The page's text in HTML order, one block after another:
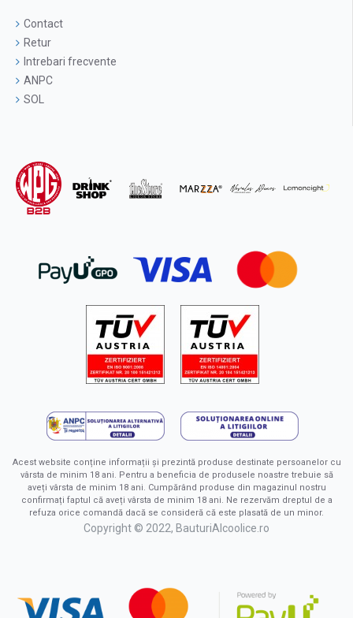
Contact
Retur
Intrebari frecvente
ANPC
SOL
Acest website conține informații și prezintă produse destinate persoanelor cu
vârsta de minim 18 ani. Pentru a beneficia de produsele noastre trebuie să
aveți vârsta de minim 18 ani. Cumpărând produse din magazinul nostru
confirmați faptul că aveți vârsta de minim 18 ani. Ne rezervăm dreptul de a
refuza orice comandă dacă se consideră că este plasată de un minor.
Copyright © 2022, BauturiAlcoolice.ro